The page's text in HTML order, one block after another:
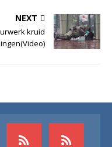
NEXT
kruid